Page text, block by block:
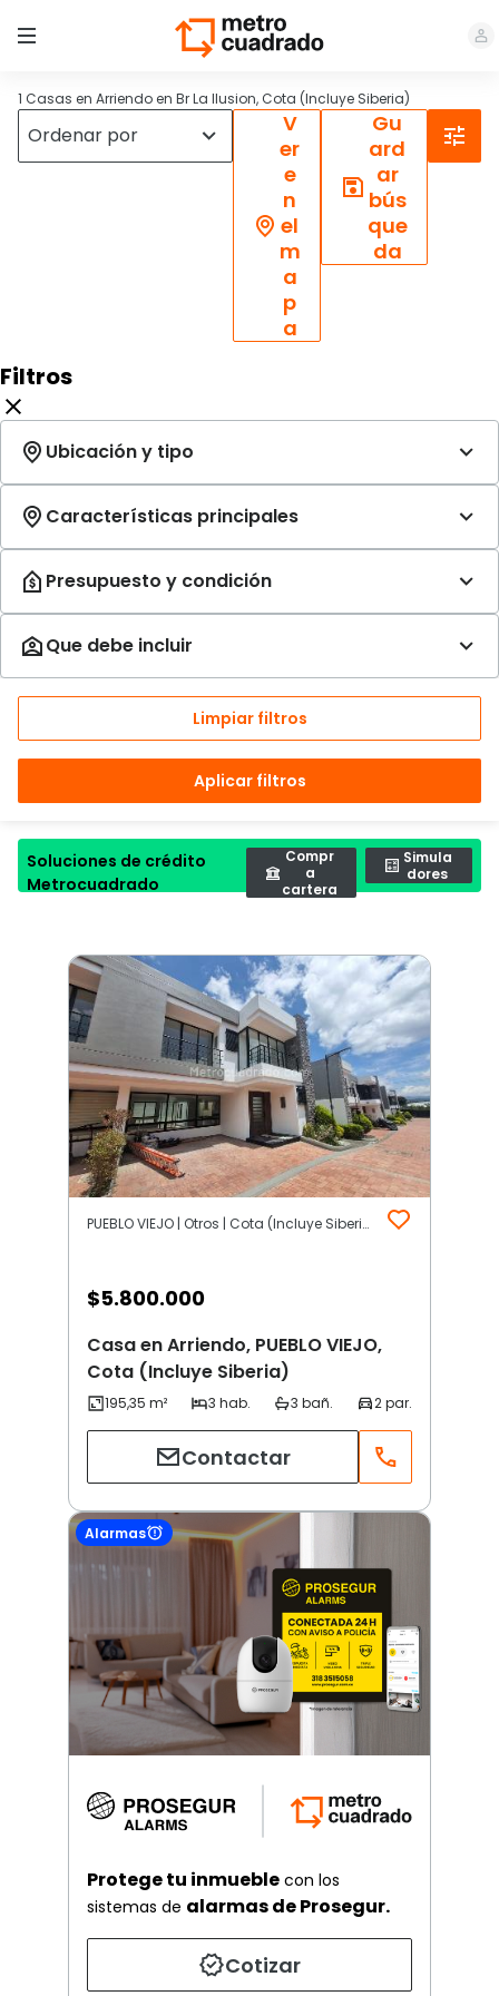
1 Casas en Arriendo en Br La Ilusion, Cota (Incluye Siberia)
V
er
e
n
el
m
a
p
a
Gu
ard
ar
bús
que
da
Filtros
Limpiar filtros
Aplicar filtros
Soluciones de crédito
Metrocuadrado
Compr
a
cartera
Simula
dores
PUEBLO VIEJO | Otros | Cota (Incluye Siberia)
$5.800.000
Casa en Arriendo, PUEBLO VIEJO,
Cota (Incluye Siberia)
Contactar
Alarmas
Protege tu inmueble con los
sistemas de alarmas de Prosegur.
Cotizar